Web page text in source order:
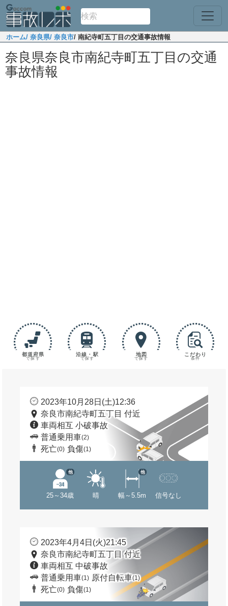
ホーム/ 奈良県/ 奈良市/ 南紀寺町五丁目の交通事故情報
奈良県奈良市南紀寺町五丁目の交通
事故情報
都道府県
で探す
沿線・駅
で探す
地図
で探す
こだわり
条件
2023年10月28日(土)12:36
奈良市南紀寺町五丁目 付近
車両相互 小破事故
普通乗用車(2)
死亡(0) 負傷(1)
25～34歳
他
晴 幅～5.5m
他
信号なし
2023年4月4日(火)21:45
奈良市南紀寺町五丁目 付近
車両相互 中破事故
普通乗用車(1) 原付自転車(1)
死亡(0) 負傷(1)